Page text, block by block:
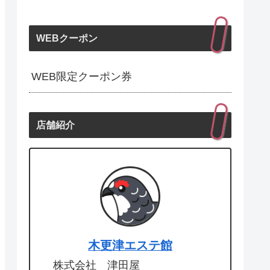
WEBクーポン
WEB限定クーポン券
店舗紹介
木更津エステ館
株式会社 津田屋